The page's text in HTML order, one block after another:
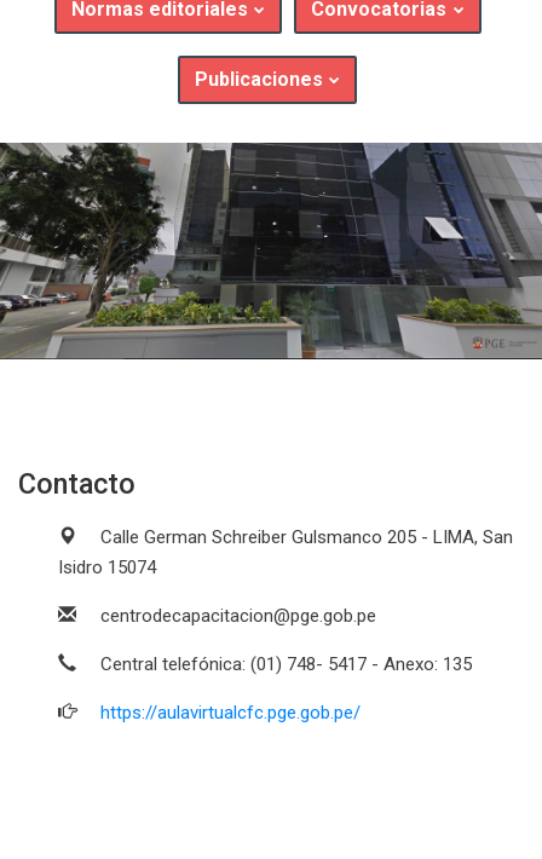
Normas editoriales Convocatorias
Publicaciones
Contacto
Calle German Schreiber Gulsmanco 205 - LIMA, San
Isidro 15074
centrodecapacitacion@pge.gob.pe
Central telefónica: (01) 748- 5417 - Anexo: 135
https://aulavirtualcfc.pge.gob.pe/